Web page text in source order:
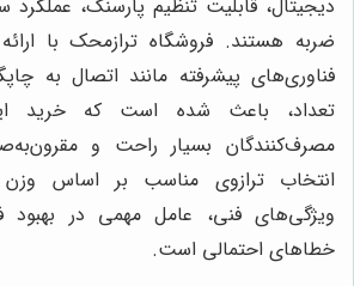
دیجیتال، قابلیت تنظیم پارسنگ، عملکرد
ضربه هستند. فروشگاه ترازمحک با
فناوری‌های پیشرفته مانند اتصال به
تعداد، باعث شده است که خرید
مصرف‌کنندگان بسیار راحت و
انتخاب ترازوی مناسب بر اساس وزن
ویژگی‌های فنی، عامل مهمی در بهبود
خطاهای احتمالی است.